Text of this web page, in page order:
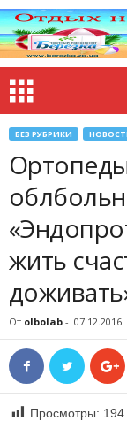
БЕЗ РУБРИКИ
жить
От olbolab - 07.12.2016
Просмотры: 194